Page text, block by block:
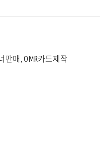
판매, OMR카드제작